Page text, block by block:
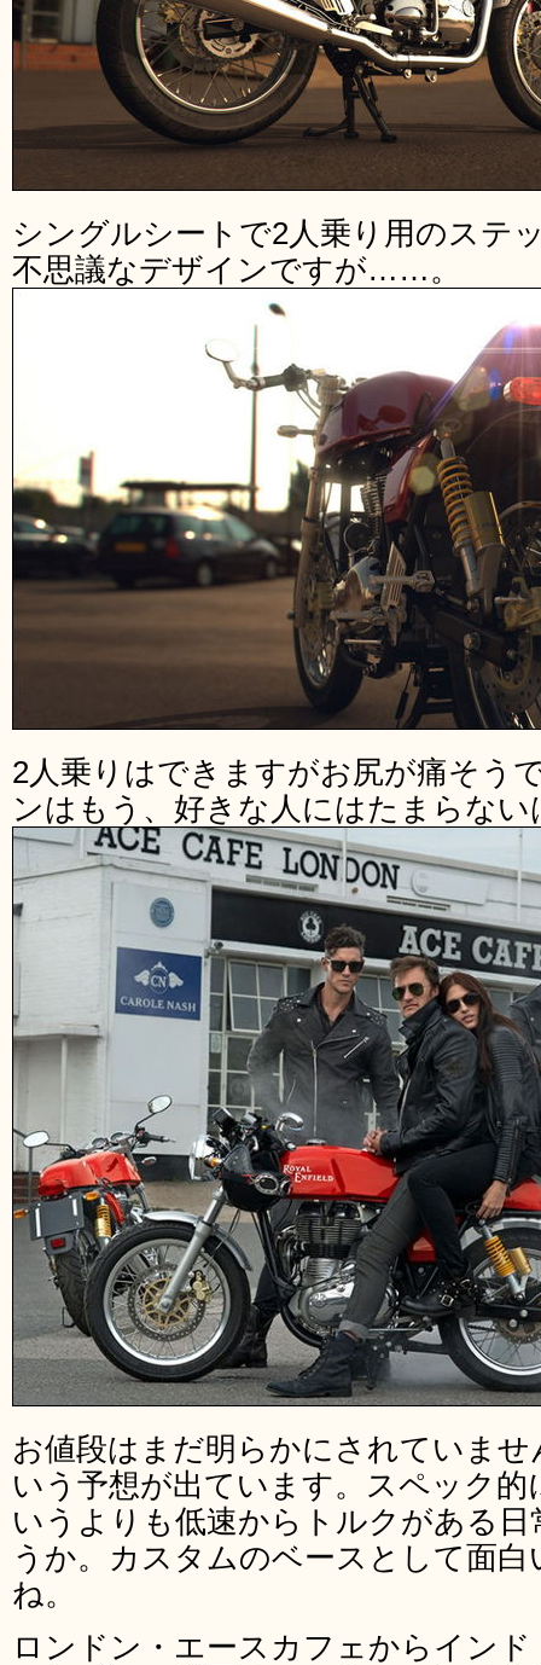
シングルシートで2人乗り用のステ
不思議なデザインですが……。
2人乗りはできますがお尻が痛そう
ンはもう、好きな人にはたまらない
お値段はまだ明らかにされていま
いう予想が出ています。スペック
いうよりも低速からトルクがある
うか。カスタムのベースとして面
ね。
ロンドン・エースカフェからイン